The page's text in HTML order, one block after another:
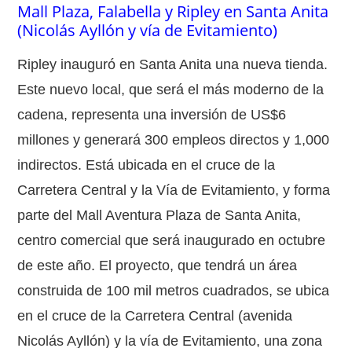
Mall Plaza, Falabella y Ripley en Santa Anita
(Nicolás Ayllón y vía de Evitamiento)
Ripley inauguró en Santa Anita una nueva tienda.
Este nuevo local, que será el más moderno de la
cadena, representa una inversión de US$6
millones y generará 300 empleos directos y 1,000
indirectos. Está ubicada en el cruce de la
Carretera Central y la Vía de Evitamiento, y forma
parte del Mall Aventura Plaza de Santa Anita,
centro comercial que será inaugurado en octubre
de este año. El proyecto, que tendrá un área
construida de 100 mil metros cuadrados, se ubica
en el cruce de la Carretera Central (avenida
Nicolás Ayllón) y la vía de Evitamiento, una zona